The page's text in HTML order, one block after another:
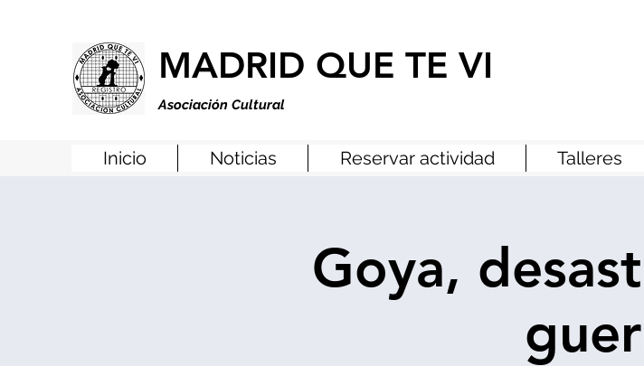
MADRID QUE TE VI
Asociación Cultural
Inicio Noticias Reservar actividad Talleres
Goya,